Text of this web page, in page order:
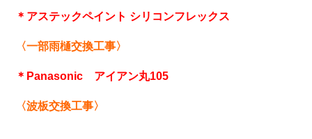
＊アステックペイント シリコンフレックス
〈一部雨樋交換工事〉
＊Panasonic アイアン丸105
〈波板交換工事〉